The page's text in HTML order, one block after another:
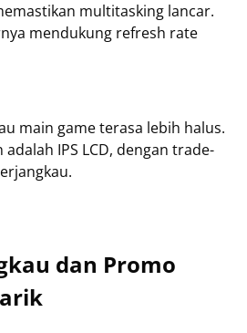
multitasking lancar.
mendukung refresh rate
main game terasa lebih halus.
IPS LCD, dengan trade-
dan Promo